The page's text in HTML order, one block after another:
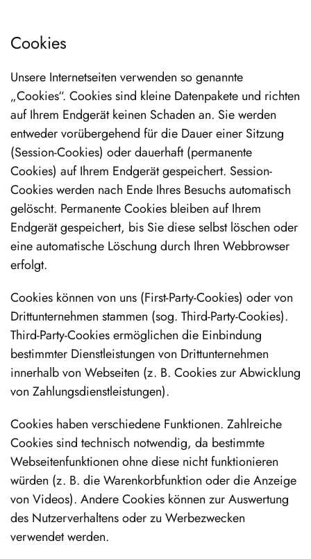
Cookies
Unsere Internetseiten verwenden so genannte
„Cookies“. Cookies sind kleine Datenpakete und richten
auf Ihrem Endgerät keinen Schaden an. Sie werden
entweder vorübergehend für die Dauer einer Sitzung
(Session-Cookies) oder dauerhaft (permanente
Cookies) auf Ihrem Endgerät gespeichert. Session-
Cookies werden nach Ende Ihres Besuchs automatisch
gelöscht. Permanente Cookies bleiben auf Ihrem
Endgerät gespeichert, bis Sie diese selbst löschen oder
eine automatische Löschung durch Ihren Webbrowser
erfolgt.
Cookies können von uns (First-Party-Cookies) oder von
Drittunternehmen stammen (sog. Third-Party-Cookies).
Third-Party-Cookies ermöglichen die Einbindung
bestimmter Dienstleistungen von Drittunternehmen
innerhalb von Webseiten (z. B. Cookies zur Abwicklung
von Zahlungsdienstleistungen).
Cookies haben verschiedene Funktionen. Zahlreiche
Cookies sind technisch notwendig, da bestimmte
Webseitenfunktionen ohne diese nicht funktionieren
würden (z. B. die Warenkorbfunktion oder die Anzeige
von Videos). Andere Cookies können zur Auswertung
des Nutzerverhaltens oder zu Werbezwecken
verwendet werden.